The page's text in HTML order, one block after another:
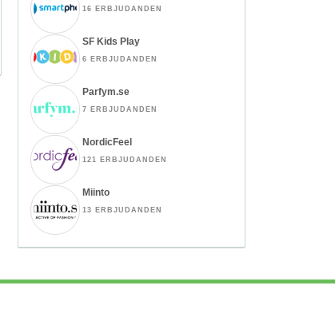
16 ERBJUDANDEN
SF Kids Play
6 ERBJUDANDEN
Parfym.se
7 ERBJUDANDEN
NordicFeel
121 ERBJUDANDEN
Miinto
13 ERBJUDANDEN